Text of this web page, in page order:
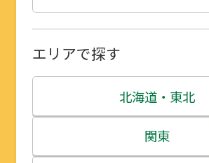
エリアで探す
北海道・東北
北海道
関東